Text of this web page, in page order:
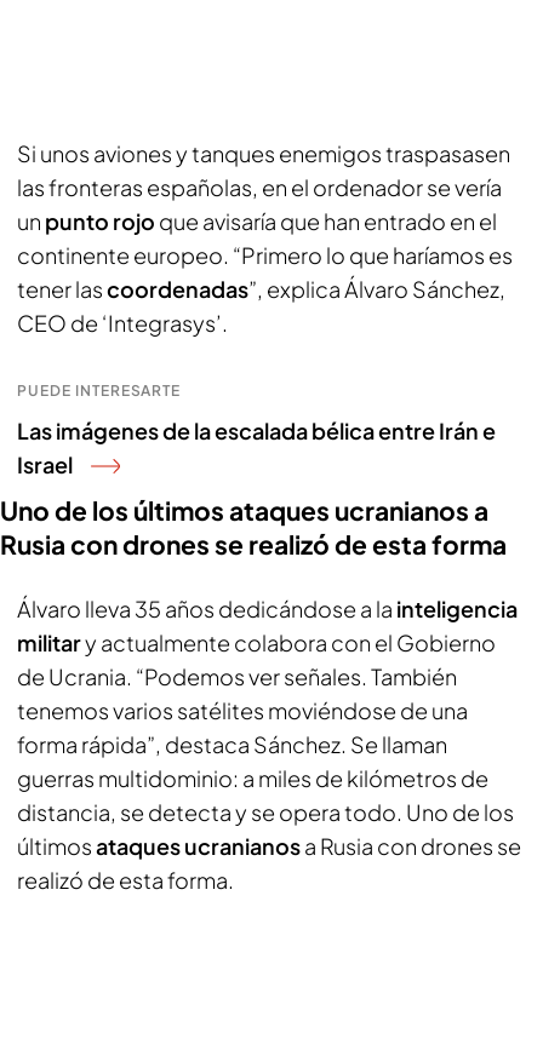
Si unos aviones y tanques enemigos traspasasen
las fronteras españolas, en el ordenador se vería
un punto rojo que avisaría que han entrado en el
continente europeo. “Primero lo que haríamos es
tener lascoordenadas”, explica Álvaro Sánchez,
CEO de ‘Integrasys’.
PUEDE INTERESARTE
Las imágenes de la escalada bélica entre Irán e
Israel
Uno de los últimos ataques ucranianos a
Rusia con drones se realizó de esta forma
Álvaro lleva 35 años dedicándose a la inteligencia
military actualmente colabora con el Gobierno
de Ucrania. “Podemos ver señales. También
tenemos varios satélites moviéndose de una
forma rápida”, destaca Sánchez. Se llaman
guerras multidominio: a miles de kilómetros de
distancia, se detecta y se opera todo. Uno de los
últimosataques ucranianosa Rusia con drones se
realizó de esta forma.